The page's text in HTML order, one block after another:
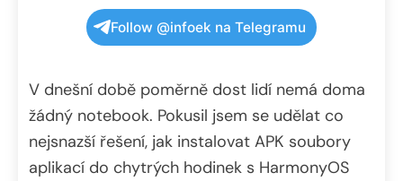
Follow @infoek na Telegramu
V dnešní době poměrně dost lidí nemá doma
žádný notebook. Pokusil jsem se udělat co
nejsnazší řešení, jak instalovat APK soubory
aplikací do chytrých hodinek s HarmonyOS